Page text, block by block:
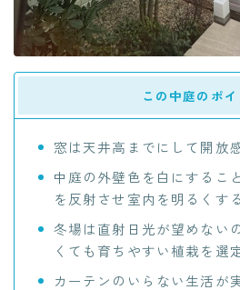
この中庭のポイ
窓は天井高までにして開放
中庭の外壁色を白にするこ
を反射させ室内を明るくする
冬場は直射日光が望めない
くても育ちやすい植栽を選
カーテンのいらない生活が